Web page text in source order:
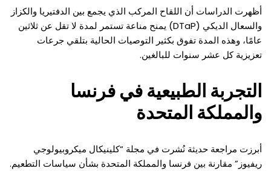
أظهرت الدراسات أن اللقاح المركب الذي يجمع بين الدفتيريا والكزاز
والسعال الديكي (DTaP) يمنح مناعة تستمر لمدة لا تقل عن ثلاثين
عامًا، وهذه المدة تفوق بكثير التوصيات الحالية بتلقي جرعات
تعزيزية كل عشر سنوات للبالغين.
التجربة الطبيعية في فرنسا
والمملكة المتحدة
أبرزت مراجعة حديثة نُشرت في مجلة “كلينيكال ميكروبيولوجي
ريفيوز” مقارنة بين فرنسا والمملكة المتحدة بشأن سياسات التطعيم.